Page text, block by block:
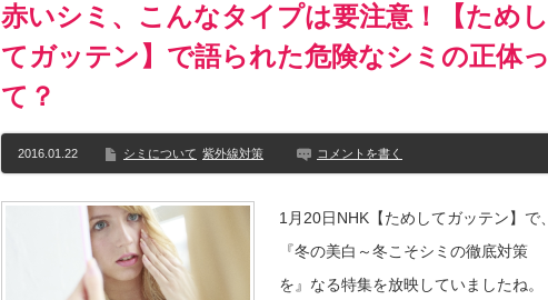
赤いシミ、こんなタイプは要注意！【ためし
てガッテン】で語られた危険なシミの正体っ
て？
2016.01.22 シミについて 紫外線対策 コメントを書く
1月20日NHK【ためしてガッテン】で、
『冬の美白～冬こそシミの徹底対策
を』なる特集を放映していましたね。